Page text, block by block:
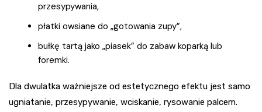
przesypywania,
płatki owsiane do „gotowania zupy”,
bułkę tartą jako „piasek” do zabaw koparką lub
foremki.
Dla dwulatka ważniejsze od estetycznego efektu jest samo
ugniatanie, przesypywanie, wciskanie, rysowanie palcem.